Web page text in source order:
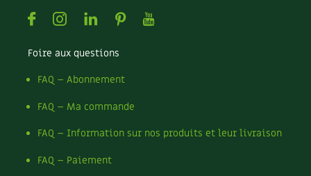
FacebookInstagramLinkedin
PinterestYoutube
Foire aux questions
FAQ – Abonnement
FAQ – Ma commande
FAQ – Information sur nos produits et leur livraison
FAQ – Paiement